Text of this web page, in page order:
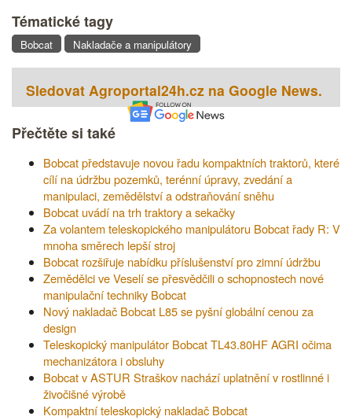
Tématické tagy
Bobcat Nakladače a manipulátory
Sledovat Agroportal24h.cz na Google News.
Přečtěte si také
Bobcat představuje novou řadu kompaktních traktorů, které
cílí na údržbu pozemků, terénní úpravy, zvedání a
manipulaci, zemědělství a odstraňování sněhu
Bobcat uvádí na trh traktory a sekačky
Za volantem teleskopického manipulátoru Bobcat řady R: V
mnoha směrech lepší stroj
Bobcat rozšiřuje nabídku příslušenství pro zimní údržbu
Zemědělci ve Veselí se přesvědčili o schopnostech nové
manipulační techniky Bobcat
Nový nakladač Bobcat L85 se pyšní globální cenou za
design
Teleskopický manipulátor Bobcat TL43.80HF AGRI očima
mechanizátora i obsluhy
Bobcat v ASTUR Straškov nachází uplatnění v rostlinné i
živočišné výrobě
Kompaktní teleskopický nakladač Bobcat